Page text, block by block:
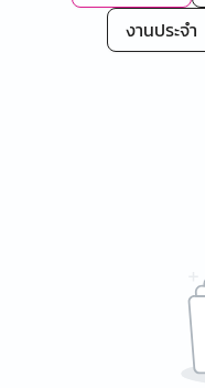
งานประจำ